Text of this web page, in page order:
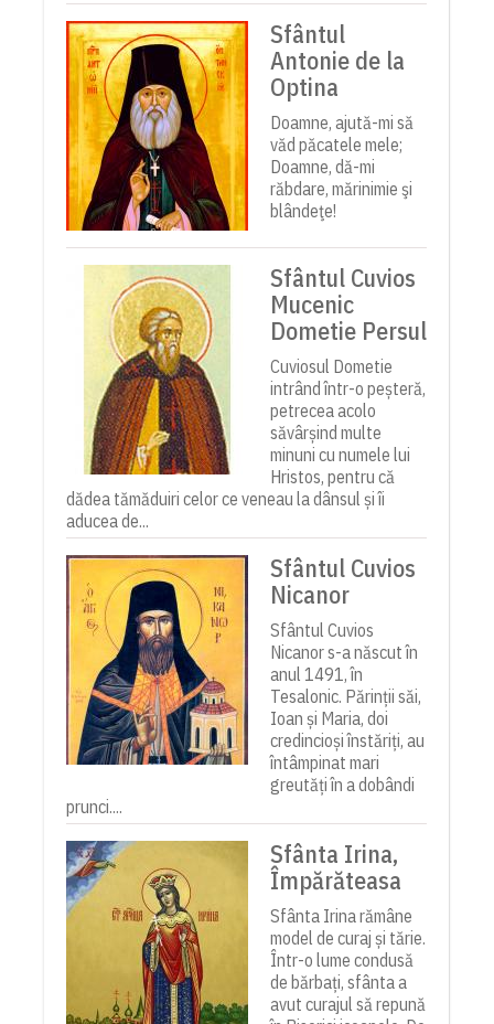
Sfântul
Antonie de la
Optina
Doamne, ajută-mi să
văd păcatele mele;
Doamne, dă-mi
răbdare, mărinimie şi
blândeţe!
Sfântul Cuvios
Mucenic
Dometie Persul
Cuviosul Dometie
intrând într-o peșteră,
petrecea acolo
săvârșind multe
minuni cu numele lui
Hristos, pentru că
dădea tămăduiri celor ce veneau la dânsul și îi
aducea de...
Sfântul Cuvios
Nicanor
Sfântul Cuvios
Nicanor s-a născut în
anul 1491, în
Tesalonic. Părinții săi,
Ioan și Maria, doi
credincioși înstăriți, au
întâmpinat mari
greutăți în a dobândi
prunci....
Sfânta Irina,
Împărăteasa
Sfânta Irina rămâne
model de curaj și tărie.
Într-o lume condusă
de bărbați, sfânta a
avut curajul să repună